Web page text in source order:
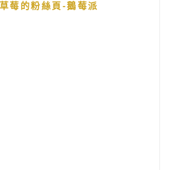
莓的粉絲頁-鵝莓派